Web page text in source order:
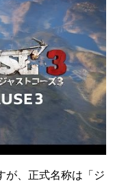
が、正式名称は「ジ